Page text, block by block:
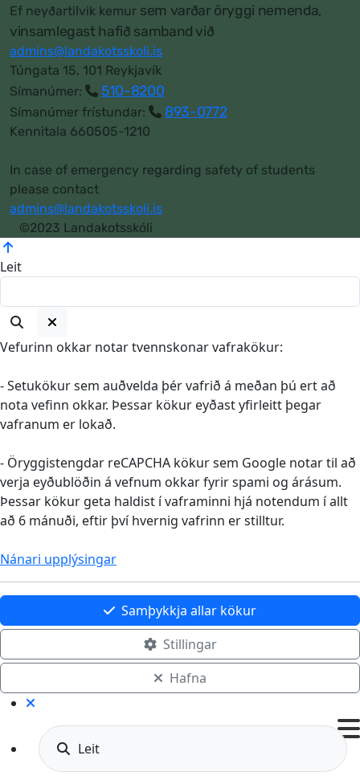
Ef neyðartilvik kemur sem varðar öryggi nemenda,
vinsamlegast hafið samband við
admins@landakotsskoli.is
Túngata 15, 101 Reykjavík
Símanúmer:
510-8200
Símanúmer frístundar: 893-0772
Kennitala 660505-1210
In case of emergency regarding safety of students
please contact
admins@landakotsskoli.is
©2023 Landakotsskóli
Leit
Vefurinn okkar notar tvennskonar vafrakökur:
- Setukökur sem auðvelda þér vafrið á meðan þú ert að
nota vefinn okkar. Þessar kökur eyðast yfirleitt þegar
vafranum er lokað.
- Öryggistengdar reCAPCHA kökur sem Google notar til að
verja eyðublöðin á vefnum okkar fyrir spami og árásum.
Þessar kökur geta haldist í vaframinni hjá notendum í allt
að 6 mánuði, eftir því hvernig vafrinn er stilltur.
Nánari upplýsingar
Samþykkja allar kökur
Stillingar
Hafna
Leit